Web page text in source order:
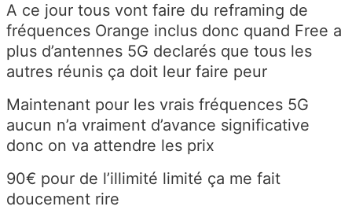
A ce jour tous vont faire du reframing de
fréquences Orange inclus donc quand Free a
plus d’antennes 5G declarés que tous les
autres réunis ça doit leur faire peur
Maintenant pour les vrais fréquences 5G
aucun n’a vraiment d’avance significative
donc on va attendre les prix
90€ pour de l’illimité limité ça me fait
doucement rire